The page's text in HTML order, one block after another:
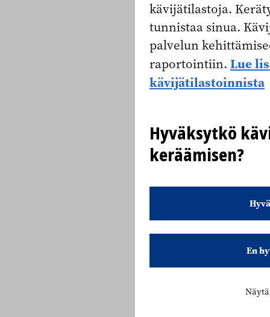
kävijätilastoja.
tunnistaa sinua.
palvelun
raportointiin. Lue
kävijätilastoinnista
Hyväksytkö
keräämisen?
En